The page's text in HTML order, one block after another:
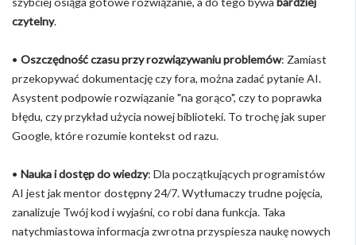
czytelny.
• Oszczędność czasu przy rozwiązywaniu problemów: Zamiast
przekopywać dokumentację czy fora, można zadać pytanie AI.
Asystent podpowie rozwiązanie "na gorąco", czy to poprawka
błędu, czy przykład użycia nowej biblioteki. To trochę jak super
Google, które rozumie kontekst od razu.
• Nauka i dostęp do wiedzy: Dla początkujących programistów
AI jest jak mentor dostępny 24/7. Wytłumaczy trudne pojęcia,
zanalizuje Twój kod i wyjaśni, co robi dana funkcja. Taka
natychmiastowa informacja zwrotna przyspiesza naukę nowych